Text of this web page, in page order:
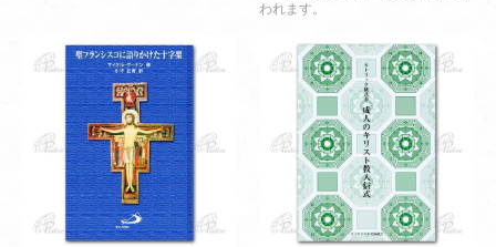
われます。